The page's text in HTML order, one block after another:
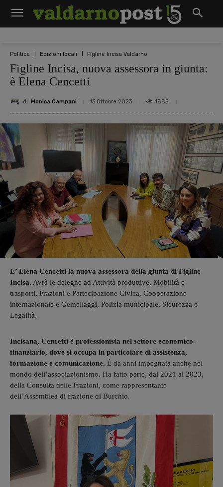
Politica Edizioni locali Figline Incisa Valdarno
Figline Incisa, nuova assessora in giunta:
è Elena Cencetti
di Monica Campani 13 Ottobre 2023 1885
E’ Elena Cencetti la nuova assessora della giunta di Figline
Incisa. Avrà le deleghe ad Attività produttive, Mobilità e
trasporti, Frazioni e Partecipazione Civica, Cooperazione
internazionale e Gemellaggi, Polizia municipale, Sicurezza e
Legalità.
Incisana, Cencetti è professionista nel settore economico-
finanziario, dove si occupa in particolare di assistenza,
formazione e comunicazione. È da anni impegnata anche nel
mondo dell’associazionismo. Ha fatto parte, dal 2021 al 2023,
della Consulta delle Frazioni, come rappresentante
dell’Assemblea di frazione di Burchio.